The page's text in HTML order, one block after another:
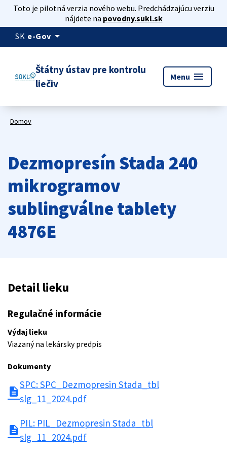
Toto je pilotná verzia nového webu. Predchádzajúcu verziu
nájdete na povodny.sukl.sk
SK e-Gov arrow_drop_down
Štátny ústav pre kontrolu
liečiv
Menu menu
Domov
Dezmopresín Stada 240
mikrogramov
sublingválne tablety
4876E
Detail lieku
Regulačné informácie
Výdaj lieku
Viazaný na lekársky predpis
Dokumenty
description
SPC: SPC_Dezmopresin Stada_tbl
slg_11_2024.pdf
description
PIL: PIL_Dezmopresin Stada_tbl
slg_11_2024.pdf